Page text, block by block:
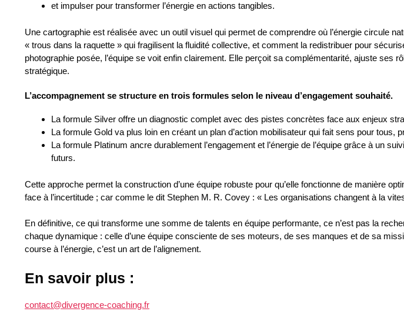
et impulser pour transformer l’énergie en actions tangibles.
Une cartographie est réalisée avec un outil visuel qui permet de comprendre où l’énergie circule
« trous dans la raquette » qui fragilisent la fluidité collective, et comment la redistribuer pour
photographie posée, l’équipe se voit enfin clairement. Elle perçoit sa complémentarité, ajuste ses
stratégique.
L’accompagnement se structure en trois formules selon le niveau d’engagement souhaité.
La formule Silver offre un diagnostic complet avec des pistes concrètes face aux enjeux
La formule Gold va plus loin en créant un plan d’action mobilisateur qui fait sens pour tous,
La formule Platinum ancre durablement l’engagement et l’énergie de l’équipe grâce à un
futurs.
Cette approche permet la construction d’une équipe robuste pour qu’elle fonctionne de manière
face à l’incertitude ; car comme le dit Stephen M. R. Covey : « Les organisations changent à la
En définitive, ce qui transforme une somme de talents en équipe performante, ce n’est pas la
chaque dynamique : celle d’une équipe consciente de ses moteurs, de ses manques et de sa
course à l’énergie, c’est un art de l’alignement.
En savoir plus :
contact@divergence-coaching.fr